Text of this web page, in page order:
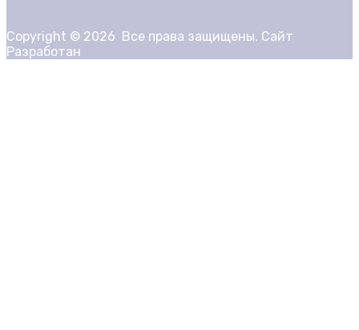
Copyright © 2026 Все права защищены. Сайт
Разработан